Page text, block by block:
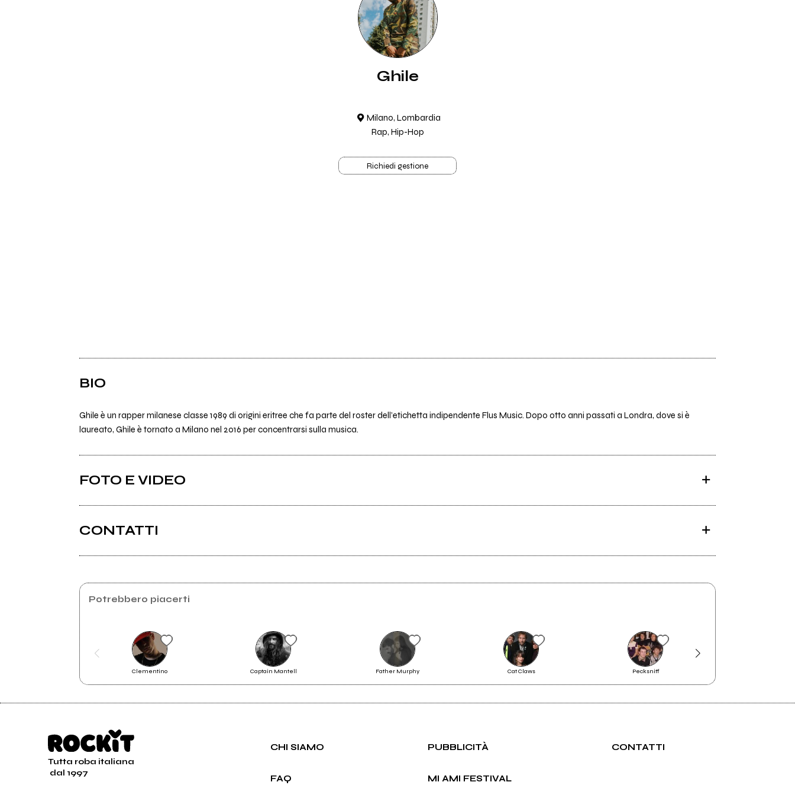
Ghile
Milano, Lombardia
Rap, Hip-Hop
Richiedi gestione
BIO
Ghile è un rapper milanese classe 1989 di origini eritree che fa parte del roster dell’etichetta indipendente Flus Music. Dopo otto anni passati a Londra, dove si è
laureato, Ghile è tornato a Milano nel 2016 per concentrarsi sulla musica.
FOTO E VIDEO
Pesos Ghile
CONTATTI
Richiedi la gestione
Potrebbero piacerti
Clementino Captain Mantell Father Murphy Cat Claws Pecksniff
Tutta roba italiana
dal 1997
CHI SIAMO PUBBLICITÀ CONTATTI
FAQ MI AMI FESTIVAL